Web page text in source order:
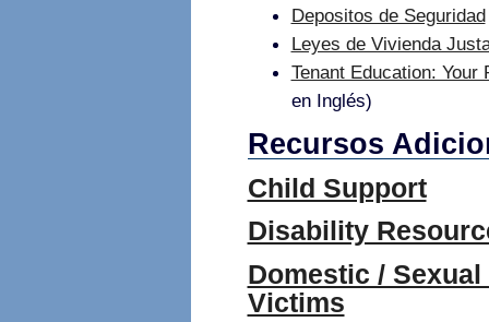
Depositos de Seguridad
Leyes de Vivienda
Tenant Education:
en Inglés)
Recursos
Child Support
Disability
Domestic /
Victims